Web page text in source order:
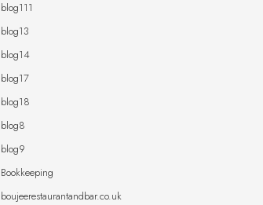
blog111
blog13
blog14
blog17
blog18
blog8
blog9
Bookkeeping
boujeerestaurantandbar.co.uk